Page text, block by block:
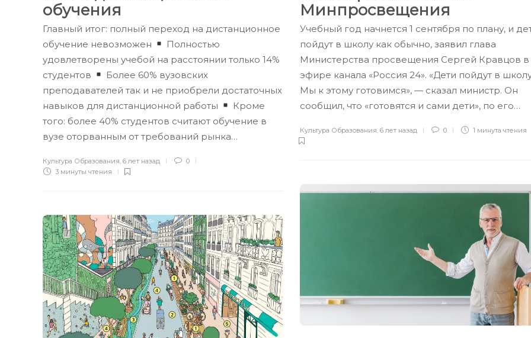
обучения
Главный итог: полный переход на дистанционное
обучение невозможен
Полностью
удовлетворены учебой на расстоянии только 14%
студентов
Более 60% вузовских
преподавателей так и не приобрели достаточных
навыков для дистанционной работы
Кроме
того: более 40% студентов считают обучение в
вузе оторванным от требований рынка…
Культура Образования 6 лет назад
0
3 минуты чтения
Минпросвещения
Учебный год начнется 1 сентября по плану, и
пойдут в школу как обычно, заявил глава
Министерства просвещения Сергей Кравцов в
эфире канала «Россия 24». «Дети пойдут в
Мы к этому готовимся», — сказал министр. Он
сообщил, что «готовятся и сами дети», по его…
Культура Образования 6 лет назад 0 1 минута чтения